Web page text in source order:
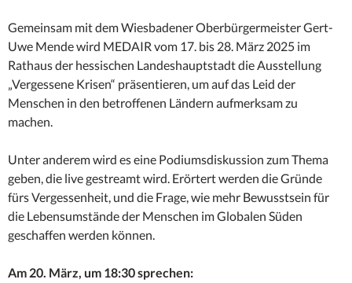
Gemeinsam mit dem Wiesbadener Oberbürgermeister Gert-
Uwe Mende wird MEDAIR vom 17. bis 28. März 2025 im
Rathaus der hessischen Landeshauptstadt die Ausstellung
„Vergessene Krisen“ präsentieren, um auf das Leid der
Menschen in den betroffenen Ländern aufmerksam zu
machen.
Unter anderem wird es eine Podiumsdiskussion zum Thema
geben, die live gestreamt wird. Erörtert werden die Gründe
fürs Vergessenheit, und die Frage, wie mehr Bewusstsein für
die Lebensumstände der Menschen im Globalen Süden
geschaffen werden können.
Am 20. März, um 18:30 sprechen: